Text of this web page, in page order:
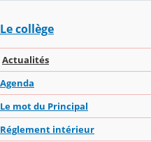
Le collège
Actualités
Agenda
Le mot du Principal
Réglement intérieur